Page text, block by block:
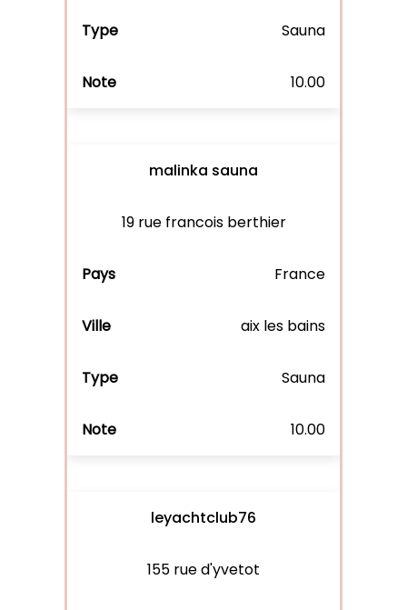
Sauna
10.00
malinka sauna
19 rue francois berthier
France
aix les bains
Sauna
10.00
leyachtclub76
155 rue d'yvetot